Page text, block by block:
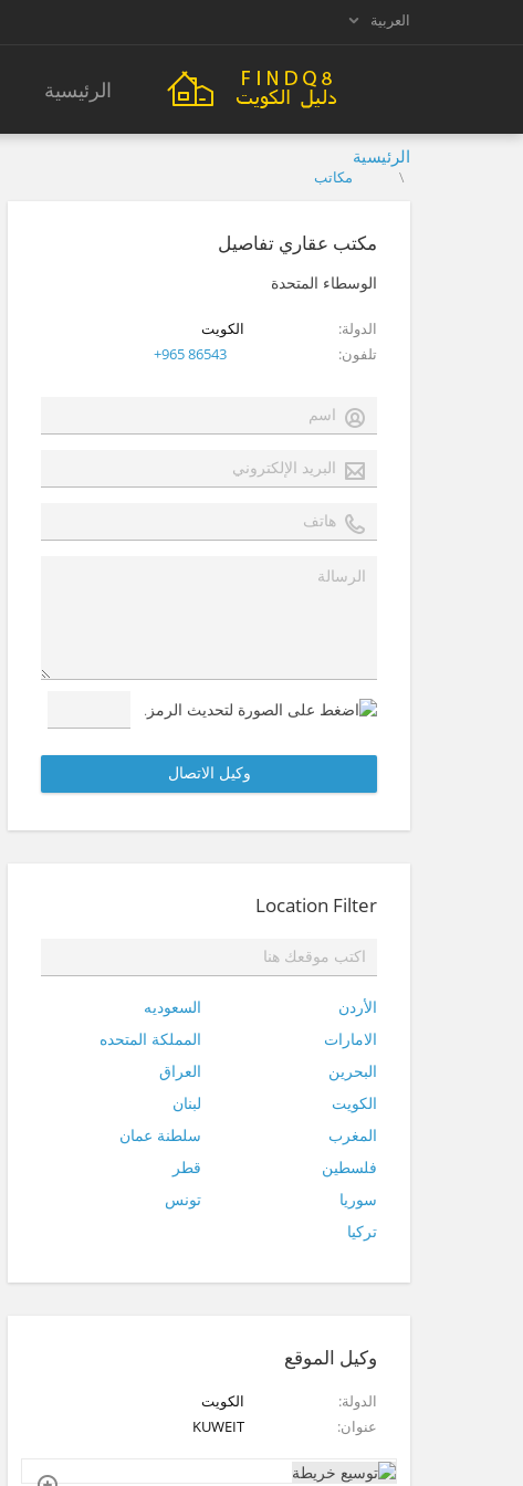
العربية
الرئيسية
الرئيسية
مكاتب
مكتب عقاري تفاصيل
الوسطاء المتحدة
الدولة
الكويت
تلفون
+965 86543
Location Filter
الأردن
السعوديه
الامارات
المملكة المتحده
البحرين
العراق
الكويت
لبنان
المغرب
سلطنة عمان
فلسطين
قطر
سوريا
تونس
تركيا
وكيل الموقع
الدولة
الكويت
عنوان
KUWEIT